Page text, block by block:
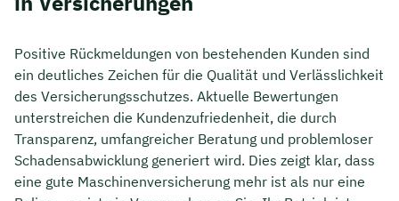
Positive Rückmeldungen von bestehenden Kunden sind
ein deutliches Zeichen für die Qualität und Verlässlichkeit
des Versicherungsschutzes. Aktuelle Bewertungen
unterstreichen die Kundenzufriedenheit, die durch
Transparenz, umfangreicher Beratung und problemloser
Schadensabwicklung generiert wird. Dies zeigt klar, dass
eine gute Maschinenversicherung mehr ist als nur eine